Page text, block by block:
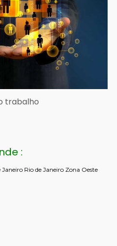
trabalho
:
Janeiro Rio de Janeiro Zona Oeste